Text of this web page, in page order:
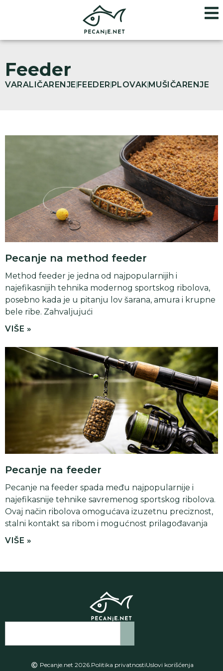
Feeder
VARALIČARENJEFEEDERPLOVAKMUŠIČARENJE
Pecanje na method feeder
Method feeder je jedna od najpopularnijih i
najefikasnijih tehnika modernog sportskog ribolova,
posebno kada je u pitanju lov šarana, amura i krupne
bele ribe. Zahvaljujući
VIŠE »
Pecanje na feeder
Pecanje na feeder spada među najpopularnije i
najefikasnije tehnike savremenog sportskog ribolova.
Ovaj način ribolova omogućava izuzetnu preciznost,
stalni kontakt sa ribom i mogućnost prilagođavanja
VIŠE »
Pecanje.net 2026.Politika privatnostiUslovi korišćenja